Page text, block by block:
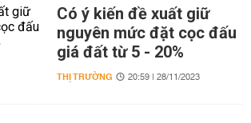
Có ý kiến đề xuất giữ
nguyên mức đặt cọc đấu
giá đất từ 5 - 20%
THỊ TRƯỜNG 20:59 | 28/11/2023